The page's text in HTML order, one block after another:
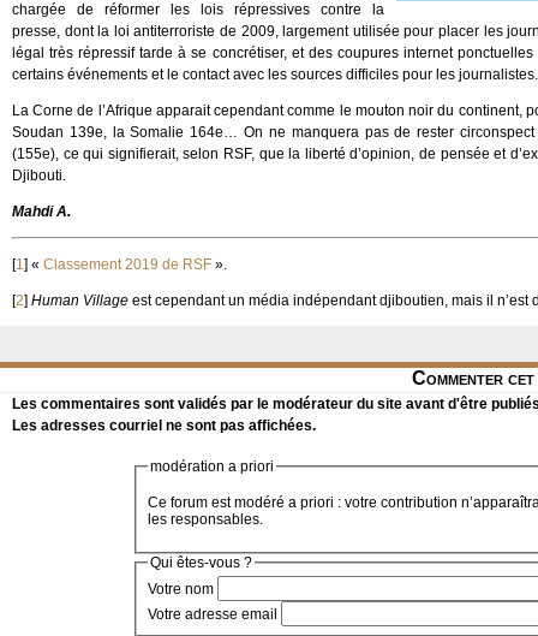
chargée de réformer les lois répressives contre la
presse, dont la loi antiterroriste de 2009, largement utilisée pour placer les
légal très répressif tarde à se concrétiser, et des coupures internet
certains événements et le contact avec les sources difficiles pour les
La Corne de l’Afrique apparait cependant comme le mouton noir du continent,
Soudan 139e, la Somalie 164e… On ne manquera pas de rester
(155e), ce qui signifierait, selon RSF, que la liberté d’opinion, de pensée et
Djibouti.
Mahdi A.
[1] « Classement 2019 de RSF ».
[2] Human Village est cependant un média indépendant djiboutien, mais il n’est
Commenter
Les commentaires sont validés par le modérateur du site avant d'être
Les adresses courriel ne sont pas affichées.
modération a priori
Ce forum est modéré a priori : votre contribution
les responsables.
Qui êtes-vous ?
Votre nom
Votre adresse email